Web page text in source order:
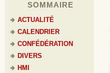
SOMMAIRE
ACTUALITÉ
CALENDRIER
CONFÉDÉRATION
DIVERS
HMI